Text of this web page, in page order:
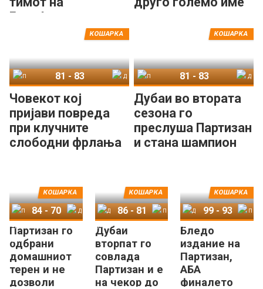
Будуќност
Човекот кој
пријави повреда
при клучните
слободни фрлања
КОШАРКА
81-83
Дубаи во втората
сезона го
преслуша Партизан
и стана шампион
КОШАРКА
81-83
Партизан го
одбрани
домашниот
терен и не
дозволи
КОШАРКА
Партизан
84 - 70
Дубаи
вторпат го
совлада
Партизан и е
на чекор до
КОШАРКА
Дубаи
86- 81
Бледо
издание на
Партизан,
АБА
финалето
КОШАРКА
Дубаи
99- 93